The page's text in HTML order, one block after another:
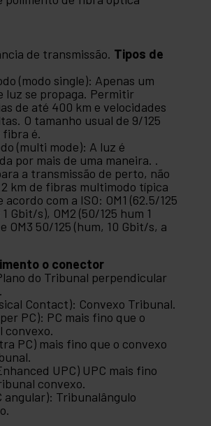
de transmissão. Tipos de
(modo single): Apenas um
luz se propaga. Permitir
de até 400 km e velocidades
O tamanho usual de 9/125
fibra é.
(multi mode): A luz é
por mais de uma maneira. .
a transmissão de perto, não
2 km de fibras multimodo típica
acordo com a ISO: OM1 (62.5/125
Gbit/s), OM2 (50/125 hum 1
OM3 50/125 (hum, 10 Gbit/s, a
o conector
do Tribunal perpendicular
Contact): Convexo Tribunal.
PC): PC mais fino que o
convexo.
PC) mais fino que o convexo
UPC) UPC mais fino
convexo.
angular): Tribunalângulo